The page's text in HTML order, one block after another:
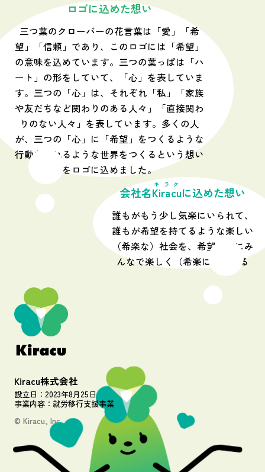
会社名Kiracu
キラク
に込めた想い
誰もがもう少し気楽にいられて、
誰もが希望を持てるような楽しい
（希楽な）社会を、希望を胸にみ
んなで楽しく（希楽に）つくる
ロゴに込めた想い
三つ葉のクローバーの花言葉は「愛」「希
望」「信頼」であり、このロゴには「希望」
の意味を込めています。三つの葉っぱは「ハ
ート」の形をしていて、「心」を表していま
す。三つの「心」は、それぞれ「私」「家族
や友だちなど関わりのある人々」「直接関わ
りのない人々」を表しています。多くの人
が、三つの「心」に「希望」をつくるような
行動をとれるような世界をつくるという想い
をロゴに込めました。
Kiracu株式会社
設立日：2023年8月25日
事業内容：就労移行支援事業
© Kiracu, Inc.